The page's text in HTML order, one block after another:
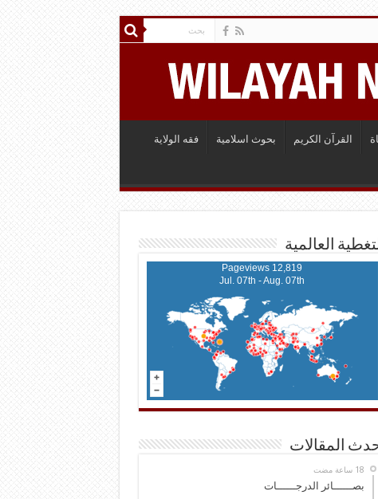
القرآن الكريم بحوث اسلامية فقه الولاية
العالمية
12,819 Pageviews
Jul. 07th - Aug. 07th
المقالات
بصــــــائر الدرجــــــات